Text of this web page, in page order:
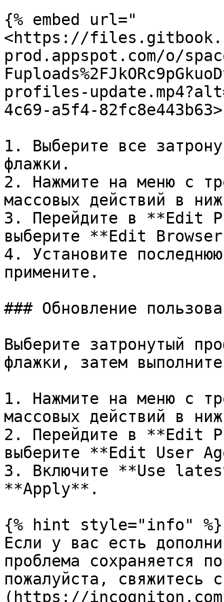
{% embed url="
<https://
prod.appspot.com/o/
profiles-
4c69-a5f4-
1. Выберите все
флажки.
2. Нажмите на меню с
массовых действий в
3. Перейдите в **Edit
выберите **Edit
4. Установите
примените.
### Обновление
Выберите затронутый
флажки, затем
1. Нажмите на меню с
массовых действий в
2. Перейдите в **Edit
выберите **Edit User
3. Включите **Use
**Apply**.
{% hint style="info" %}
Если у вас есть
проблема сохраняется
пожалуйста, свяжитесь
(https://